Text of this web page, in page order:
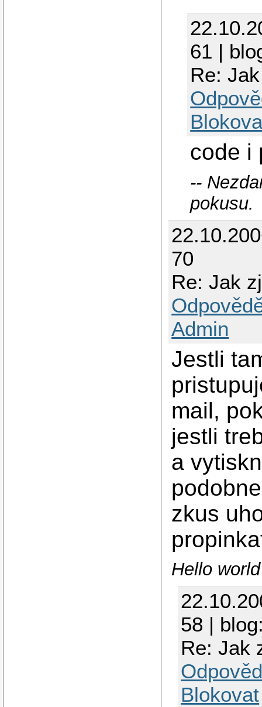
61 |
Re:
code i
--
pokusu.
70
Re: Jak
Admin
Jestli
mail,
jestli
a
zkus
Hello
58 |
Re: Jak
Blokovat